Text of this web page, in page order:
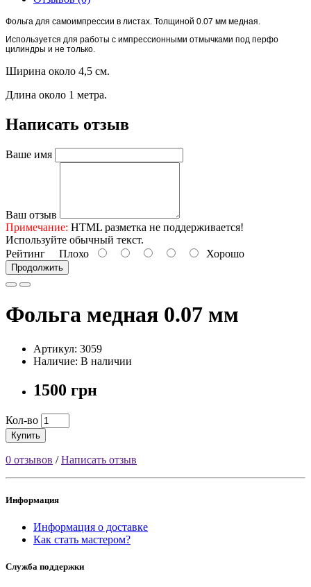
Фольга для самоимпрессии в листах. Толщиной 0.07 мм медная.
Используется для работы с импрессионными отмычками под перфо
цилиндры и не только.
Ширина около 4,5 см.
Длина около 1 метра.
Написать отзыв
Ваше имя
Ваш отзыв
Примечание: HTML разметка не поддерживается!
Используйте обычный текст.
Рейтинг Плохо Хорошо
Продолжить
Фольга медная 0.07 мм
Артикул: 3059
Наличие: В наличии
1500 грн
Кол-во
Купить
0 отзывов /Написать отзыв
Информация
Информация о доставке
Как стать мастером?
Служба поддержки